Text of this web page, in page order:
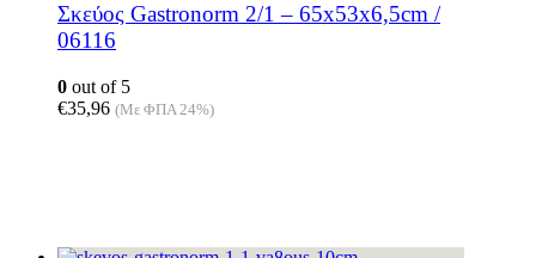
Σκεύος Gastronorm 2/1 – 65x53x6,5cm /
06116
0 out of 5
€35,96 (Με ΦΠΑ 24%)